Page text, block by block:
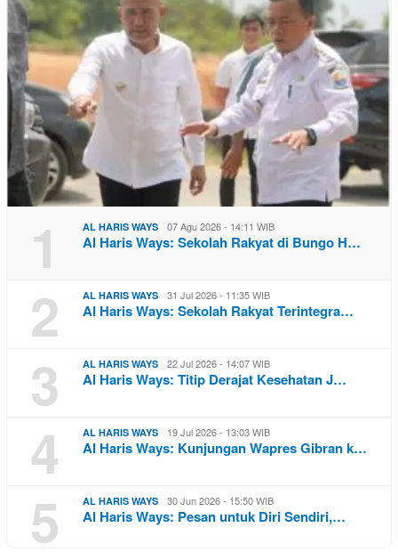
1 AL HARIS WAYS 07 Agu 2026 - 14:11 WIB
Al Haris Ways: Sekolah Rakyat di Bungo H…
2 AL HARIS WAYS 31 Jul 2026 - 11:35 WIB
Al Haris Ways: Sekolah Rakyat Terintegra…
3 AL HARIS WAYS 22 Jul 2026 - 14:07 WIB
Al Haris Ways: Titip Derajat Kesehatan J…
4 AL HARIS WAYS 19 Jul 2026 - 13:03 WIB
Al Haris Ways: Kunjungan Wapres Gibran k…
5 AL HARIS WAYS 30 Jun 2026 - 15:50 WIB
Al Haris Ways: Pesan untuk Diri Sendiri,…